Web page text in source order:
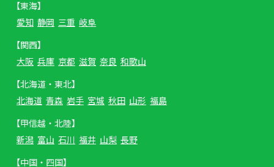
【東海】
愛知 静岡 三重 岐阜
【関西】
大阪 兵庫 京都 滋賀 奈良 和歌山
【北海道・東北】
北海道 青森 岩手 宮城 秋田 山形 福島
【甲信越・北陸】
新潟 富山 石川 福井 山梨 長野
【中国・四国】